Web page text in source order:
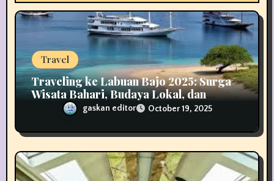
o
Travel
Traveling ke Labuan Bajo 2025: Surga
Wisata Bahari, Budaya Lokal, dan
Pariwisata Berkelanjutan
gaskan editor October 19, 2025